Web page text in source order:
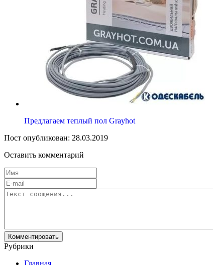
Предлагаем теплый пол Grayhot
Пост опубликован: 28.03.2019
Оставить комментарий
Рубрики
Главная